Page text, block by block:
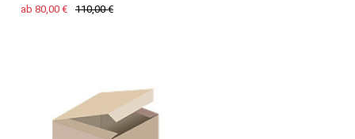
ab 80,00 €
110,00 €